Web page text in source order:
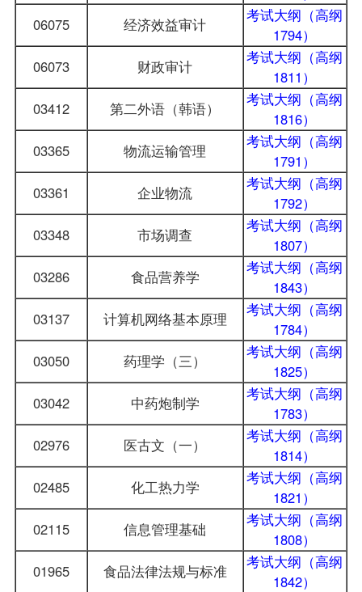
06075
经济效益审计
考试大纲（高纲
1794）
06073
财政审计
考试大纲（高纲
1811）
03412
第二外语（韩语）
考试大纲（高纲
1816）
03365
物流运输管理
考试大纲（高纲
1791）
03361
企业物流
考试大纲（高纲
1792）
03348
市场调查
考试大纲（高纲
1807）
03286
食品营养学
考试大纲（高纲
1843）
03137
计算机网络基本原理
考试大纲（高纲
1784）
03050
药理学（三）
考试大纲（高纲
1825）
03042
中药炮制学
考试大纲（高纲
1783）
02976
医古文（一）
考试大纲（高纲
1814）
02485
化工热力学
考试大纲（高纲
1821）
02115
信息管理基础
考试大纲（高纲
1808）
01965
食品法律法规与标准
考试大纲（高纲
1842）